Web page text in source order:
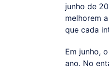
junho de
melhorem
que cada
Em junho, o
ano. No